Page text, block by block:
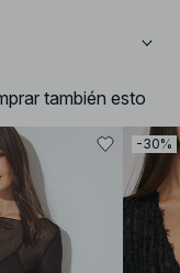
también esto
-30%